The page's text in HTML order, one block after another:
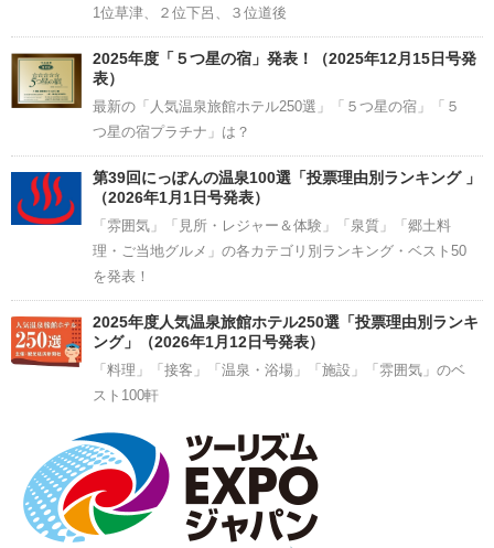
1位草津、２位下呂、３位道後
2025年度「５つ星の宿」発表！（2025年12月15日号発
表）
最新の「人気温泉旅館ホテル250選」「５つ星の宿」「５
つ星の宿プラチナ」は？
第39回にっぽんの温泉100選「投票理由別ランキング 」
（2026年1月1日号発表）
「雰囲気」「見所・レジャー＆体験」「泉質」「郷土料
理・ご当地グルメ」の各カテゴリ別ランキング・ベスト50
を発表！
2025年度人気温泉旅館ホテル250選「投票理由別ランキ
ング」（2026年1月12日号発表）
「料理」「接客」「温泉・浴場」「施設」「雰囲気」のベ
スト100軒